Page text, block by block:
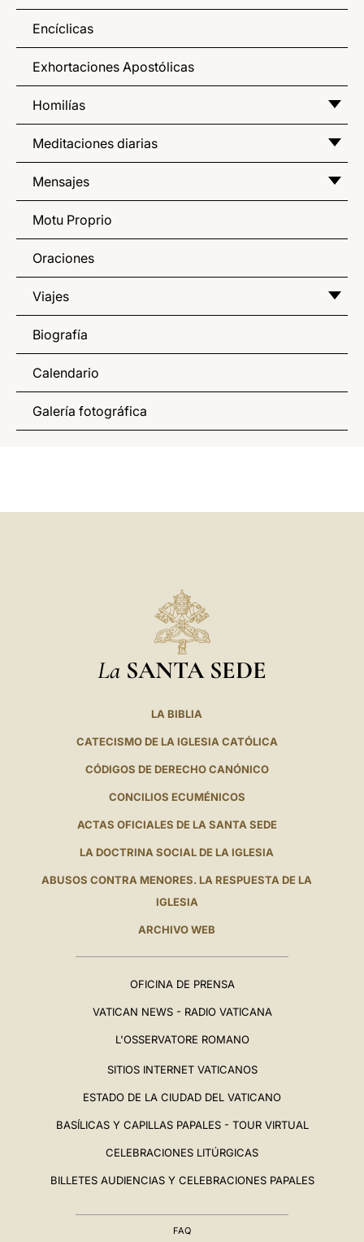
Encíclicas
Exhortaciones Apostólicas
Homilías
Meditaciones diarias
Mensajes
Motu Proprio
Oraciones
Viajes
Biografía
Calendario
Galería fotográfica
La SANTA SEDE
LA BIBLIA
CATECISMO DE LA IGLESIA CATÓLICA
CÓDIGOS DE DERECHO CANÓNICO
CONCILIOS ECUMÉNICOS
ACTAS OFICIALES DE LA SANTA SEDE
LA DOCTRINA SOCIAL DE LA IGLESIA
ABUSOS CONTRA MENORES. LA RESPUESTA DE LA
IGLESIA
ARCHIVO WEB
OFICINA DE PRENSA
VATICAN NEWS - RADIO VATICANA
L'OSSERVATORE ROMANO
SITIOS INTERNET VATICANOS
ESTADO DE LA CIUDAD DEL VATICANO
BASÍLICAS Y CAPILLAS PAPALES - TOUR VIRTUAL
CELEBRACIONES LITÚRGICAS
BILLETES AUDIENCIAS Y CELEBRACIONES PAPALES
FAQ